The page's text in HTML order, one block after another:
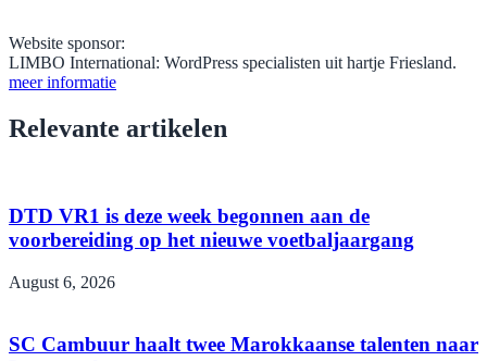
Website sponsor:
LIMBO International: WordPress specialisten uit hartje Friesland.
meer informatie
Relevante artikelen
DTD VR1 is deze week begonnen aan de
voorbereiding op het nieuwe voetbaljaargang
August 6, 2026
SC Cambuur haalt twee Marokkaanse talenten naar